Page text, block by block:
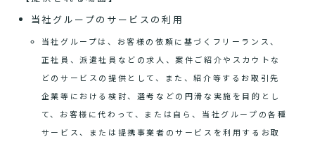
当社グループのサービスの利用
当社グループは、お客様の依頼に基づくフリーランス、
正社員、派遣社員などの求人、案件ご紹介やスカウトな
どのサービスの提供として、また、紹介等するお取引先
企業等における検討、選考などの円滑な実施を目的とし
て、お客様に代わって、または自ら、当社グループの各種
サービス、または提携事業者のサービスを利用するお取